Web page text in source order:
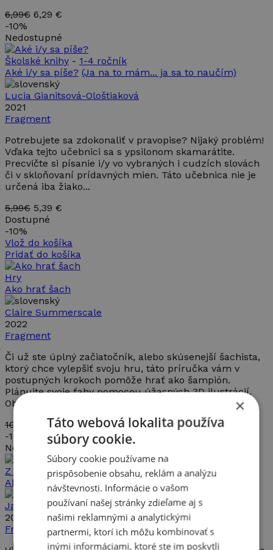
6,99€ 6,29 €
-10%
Nedostupné
Školské knihy - 1-4 ročník
Aké i/y sa píše? (Ja na to mám... ja sa to naučím)
Lucia Gianitsová-Ološtiaková
2021
Fragment
Potrebujete sa zdokonaliť v pravopise? Nijaký problém!
Vďaka tejto učebnici sa s ypsilonom skamarátite.
Precvičte si písanie i/y vo vybraných i cudzích slovách
či v skloňovaní prídavných mien. Táto učebnica nie je
určená iba žiako...
5,99€ 5,39 €
Dostupné
-10%
Vlož do košíka
Pridať do košíka
Hry
Ako hrať šach
Claire Summerscale
2022
Fragment
Či už ste úplný začiatočník, alebo skúsenejší šachista,
ktorý chce vylepšiť svoju hru, táto príručka vám v
postupných krokoch pomôže hrať ako šampión.
Plánujte svoje ťahy pomocou úžasných 3D ilustrácií.
Objavte taktiky a stratégie...
10,99€
9,89 €
-10%
Nedostupné
Z nášho detstva
Ako Maťo s Klinčekom hľadali rybník
Jaroslav Cita
2018
Fragment
×
Táto webová lokalita používa
súbory cookie.
Súbory cookie používame na
prispôsobenie obsahu, reklám a analýzu
návštevnosti. Informácie o vašom
používaní našej stránky zdieľame aj s
našimi reklamnými a analytickými
partnermi, ktorí ich môžu kombinovať s
inými informáciami, ktoré ste im poskytli